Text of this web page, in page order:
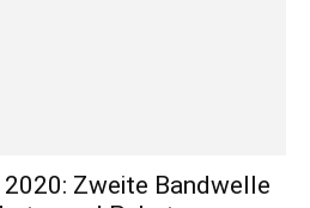
Zweite Bandwelle